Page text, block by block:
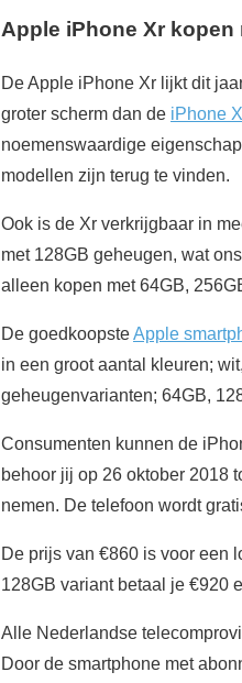
Apple iPhone Xr
De Apple iPhone Xr lijkt dit
groter scherm dan de iPhone
noemenswaardige
modellen zijn terug te vinden.
Ook is de Xr verkrijgbaar in
met 128GB geheugen, wat
alleen kopen met 64GB,
De goedkoopsteApple
in een groot aantal kleuren;
geheugenvarianten; 64GB,
Consumenten kunnen de
behoor jij op 26 oktober 2018
nemen. De telefoon wordt
De prijs van €860 is voor een
128GB variant betaal je €920
Alle Nederlandse
Door de smartphone met